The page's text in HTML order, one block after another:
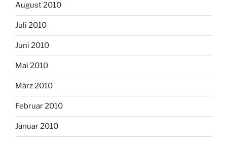
August 2010
Juli 2010
Juni 2010
Mai 2010
März 2010
Februar 2010
Januar 2010